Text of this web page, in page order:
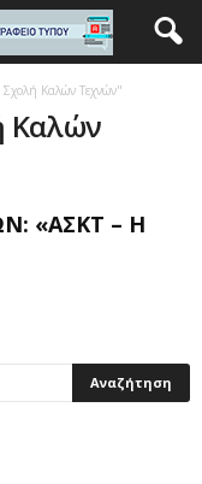
Σχολή Καλών Τεχνών"
Καλών
«ΑΣΚΤ – Η